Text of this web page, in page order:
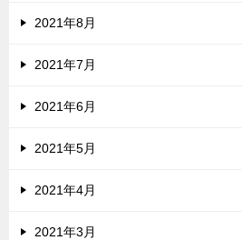
2021年8月
2021年7月
2021年6月
2021年5月
2021年4月
2021年3月